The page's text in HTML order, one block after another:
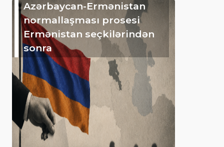
Azərbaycan-Ermənistan
normallaşması prosesi
Ermənistan seçkilərindən
sonra